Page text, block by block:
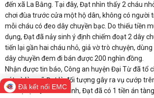
đến xã La Bằng. Tại đây, Đạt nhìn thấy 2 cháu
chơi đùa trước cửa một hộ dân, không có người
mỗi cháu có đeo dây chuyền bạc. Do thiếu tiền
dụng, Đạt đã nảy sinh ý định chiếm đoạt 2 dây
tiến lại gần hai cháu nhỏ, giả vờ trò chuyện,
dây chuyền đem đi bán được 200 nghìn đồng.
Nhận được tin báo, Công an huyện Đại Từ đã tổ
xét và làm rõ Đạt là đối tượng gây ra vụ cướp
cho bị hại. Qua xác minh, Đạt đã có 1 tiền án
Đã kết nối EMC